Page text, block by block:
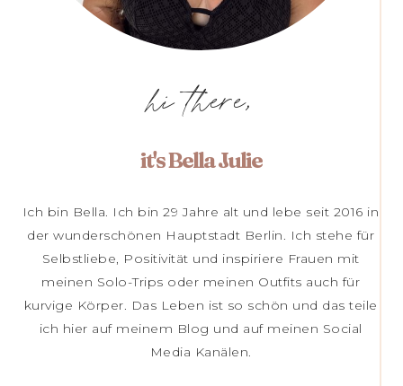
hi there,
it's Bella Julie
Ich bin Bella. Ich bin 29 Jahre alt und lebe seit 2016 in
der wunderschönen Hauptstadt Berlin. Ich stehe für
Selbstliebe, Positivität und inspiriere Frauen mit
meinen Solo-Trips oder meinen Outfits auch für
kurvige Körper. Das Leben ist so schön und das teile
ich hier auf meinem Blog und auf meinen Social
Media Kanälen.